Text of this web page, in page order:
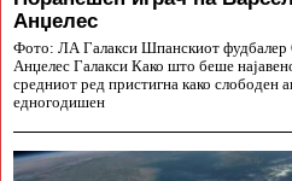
Анџелес
Фото: ЛА Галакси Шпанскиот
Анџелес Галакси Како што беше
средниот ред пристигна како слободен
едногодишен